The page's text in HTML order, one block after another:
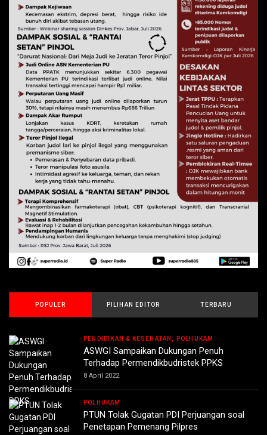
POPULER PILIHAN EDITOR TERBARU
PENDIDIKAN & KESEHATAN, POLHUKAM
ASWGI Sampaikan Dukungan Penuh
Terhadap Permendikbudristek PPKS
8 April 2022
POLHUKAM
PTUN Tolak Gugatan PDI Perjuangan soal
Penetapan Pemenang Pilpres